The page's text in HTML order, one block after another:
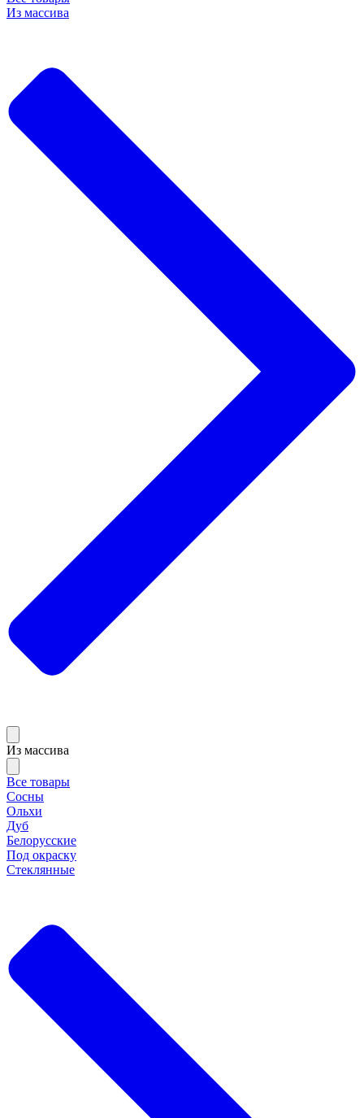
Из массива
Из массива
Все товары
Сосны
Ольхи
Дуб
Белорусские
Под окраску
Стеклянные